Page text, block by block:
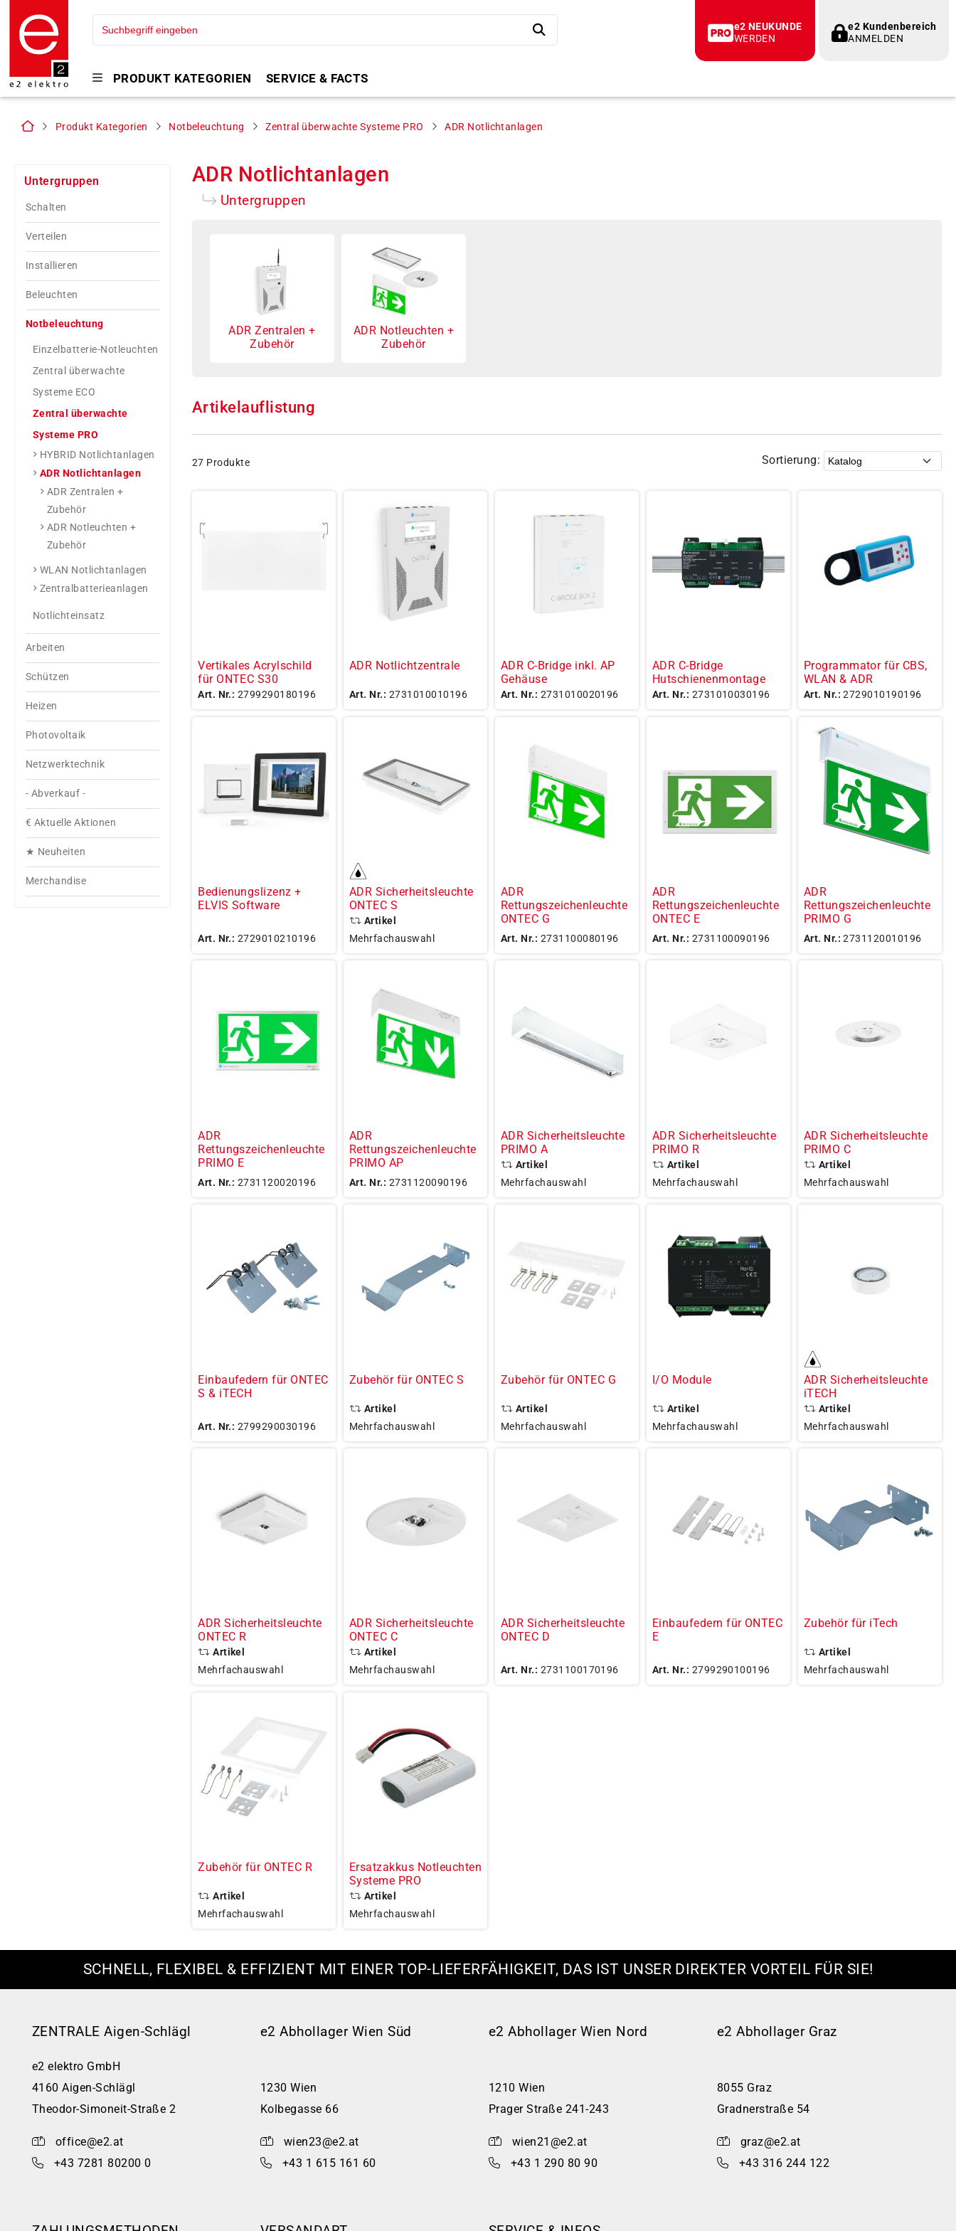
e2 Kundenbereich
ANMELDEN
e2 NEUKUNDE
WERDEN
PRODUKT KATEGORIEN SERVICE & FACTS
Produkt Kategorien Notbeleuchtung Zentral überwachte Systeme PRO ADR Notlichtanlagen
Untergruppen
Schalten
Verteilen
Installieren
Beleuchten
Notbeleuchtung
Einzelbatterie-Notleuchten
Zentral überwachte
Systeme ECO
Zentral überwachte
Systeme PRO
HYBRID Notlichtanlagen
ADR Notlichtanlagen
ADR Zentralen +
Zubehör
ADR Notleuchten +
Zubehör
WLAN Notlichtanlagen
Zentralbatterieanlagen
Notlichteinsatz
Arbeiten
Schützen
Heizen
Photovoltaik
Netzwerktechnik
- Abverkauf -
€ Aktuelle Aktionen
★ Neuheiten
Merchandise
ADR Notlichtanlagen
Untergruppen
ADR Zentralen +
Zubehör
ADR Notleuchten +
Zubehör
Artikelauflistung
27 Produkte Sortierung:
Vertikales Acrylschild
für ONTEC S30
Art. Nr.: 2799290180196
ADR Notlichtzentrale
Art. Nr.: 2731010010196
ADR C-Bridge inkl. AP
Gehäuse
Art. Nr.: 2731010020196
ADR C-Bridge
Hutschienenmontage
Art. Nr.: 2731010030196
Programmator für CBS,
WLAN & ADR
Art. Nr.: 2729010190196
Bedienungslizenz +
ELVIS Software
Art. Nr.: 2729010210196
ADR Sicherheitsleuchte
ONTEC S
Artikel
Mehrfachauswahl
ADR
Rettungszeichenleuchte
ONTEC G
Art. Nr.: 2731100080196
ADR
Rettungszeichenleuchte
ONTEC E
Art. Nr.: 2731100090196
ADR
Rettungszeichenleuchte
PRIMO G
Art. Nr.: 2731120010196
ADR
Rettungszeichenleuchte
PRIMO E
Art. Nr.: 2731120020196
ADR
Rettungszeichenleuchte
PRIMO AP
Art. Nr.: 2731120090196
ADR Sicherheitsleuchte
PRIMO A
Artikel
Mehrfachauswahl
ADR Sicherheitsleuchte
PRIMO R
Artikel
Mehrfachauswahl
ADR Sicherheitsleuchte
PRIMO C
Artikel
Mehrfachauswahl
Einbaufedern für ONTEC
S & iTECH
Art. Nr.: 2799290030196
Zubehör für ONTEC S
Artikel
Mehrfachauswahl
Zubehör für ONTEC G
Artikel
Mehrfachauswahl
I/O Module
Artikel
Mehrfachauswahl
ADR Sicherheitsleuchte
iTECH
Artikel
Mehrfachauswahl
ADR Sicherheitsleuchte
ONTEC R
Artikel
Mehrfachauswahl
ADR Sicherheitsleuchte
ONTEC C
Artikel
Mehrfachauswahl
ADR Sicherheitsleuchte
ONTEC D
Art. Nr.: 2731100170196
Einbaufedern für ONTEC
E
Art. Nr.: 2799290100196
Zubehör für iTech
Artikel
Mehrfachauswahl
Zubehör für ONTEC R
Artikel
Mehrfachauswahl
Ersatzakkus Notleuchten
Systeme PRO
Artikel
Mehrfachauswahl
SCHNELL, FLEXIBEL & EFFIZIENT MIT EINER TOP-LIEFERFÄHIGKEIT, DAS IST UNSER DIREKTER VORTEIL FÜR SIE!
ZENTRALE Aigen-Schlägl
e2 elektro GmbH
4160 Aigen-Schlägl
Theodor-Simoneit-Straße 2
office@e2.at
+43 7281 80200 0
e2 Abhollager Wien Süd
1230 Wien
Kolbegasse 66
wien23@e2.at
+43 1 615 161 60
e2 Abhollager Wien Nord
1210 Wien
Prager Straße 241-243
wien21@e2.at
+43 1 290 80 90
e2 Abhollager Graz
8055 Graz
Gradnerstraße 54
graz@e2.at
+43 316 244 122